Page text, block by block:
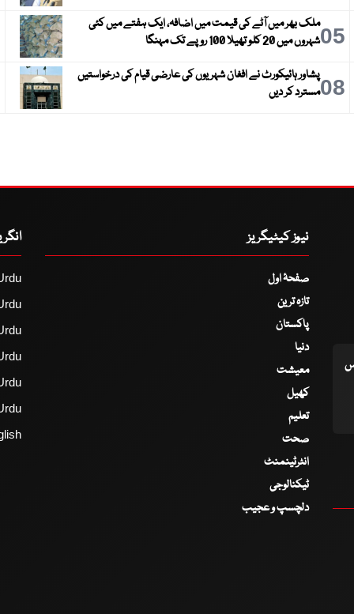
05ملک بھر میں آٹے کی قیمت میں اضافہ، ایک ہفتے میں کئی
شہروں میں 20 کلو تھیلا 100 روپے تک مہنگا
08پشاور ہائیکورٹ نے افغان شہریوں کی عارضی قیام کی درخواستیں
مسترد کر دیں
نیوز کیٹیگریز
صفحۂ اول
تازہ ترین
پاکستان
دنیا
معیشت
کھیل
تعلیم
صحت
انٹرٹینمنٹ
ٹیکنالوجی
دلچسپ و عجیب